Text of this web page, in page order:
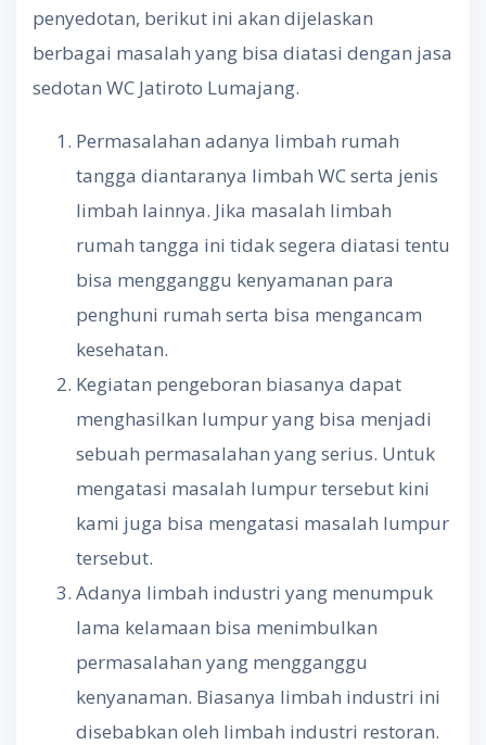
penyedotan, berikut ini akan dijelaskan
berbagai masalah yang bisa diatasi dengan jasa
sedotan WC Jatiroto Lumajang.
Permasalahan adanya limbah rumah
tangga diantaranya limbah WC serta jenis
limbah lainnya. Jika masalah limbah
rumah tangga ini tidak segera diatasi tentu
bisa mengganggu kenyamanan para
penghuni rumah serta bisa mengancam
kesehatan.
Kegiatan pengeboran biasanya dapat
menghasilkan lumpur yang bisa menjadi
sebuah permasalahan yang serius. Untuk
mengatasi masalah lumpur tersebut kini
kami juga bisa mengatasi masalah lumpur
tersebut.
Adanya limbah industri yang menumpuk
lama kelamaan bisa menimbulkan
permasalahan yang mengganggu
kenyanaman. Biasanya limbah industri ini
disebabkan oleh limbah industri restoran.